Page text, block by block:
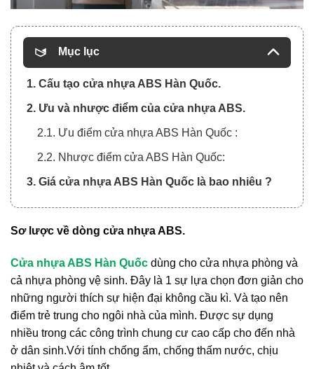
Mục lục
1. Cấu tạo cửa nhựa ABS Hàn Quốc.
2. Ưu và nhược điểm của cửa nhựa ABS.
2.1. Ưu điểm cửa nhựa ABS Hàn Quốc :
2.2. Nhược điểm cửa ABS Hàn Quốc:
3. Giá cửa nhựa ABS Hàn Quốc là bao nhiêu ?
Sơ lược về dòng cửa nhựa ABS.
Cửa nhựa ABS Hàn Quốc dùng cho cửa nhựa phòng và
cả nhựa phòng vệ sinh. Đây là 1 sự lựa chọn đơn giản cho
những người thích sự hiện đại không cầu kì. Và tạo nên
điểm trẻ trung cho ngôi nhà của mình. Được sự dụng
nhiều trong các công trình chung cư cao cấp cho đến nhà
ở dân sinh.Với tính chống ẩm, chống thấm nước, chịu